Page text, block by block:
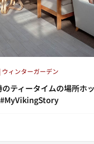
ウィンターガーデン
ティータイムの場所ホ